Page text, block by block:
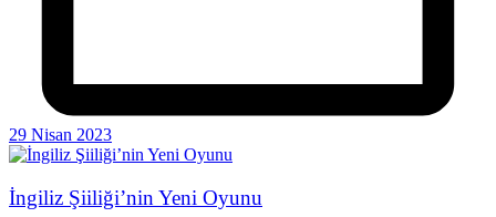
29 Nisan 2023
İngiliz Şiiliği’nin Yeni Oyunu